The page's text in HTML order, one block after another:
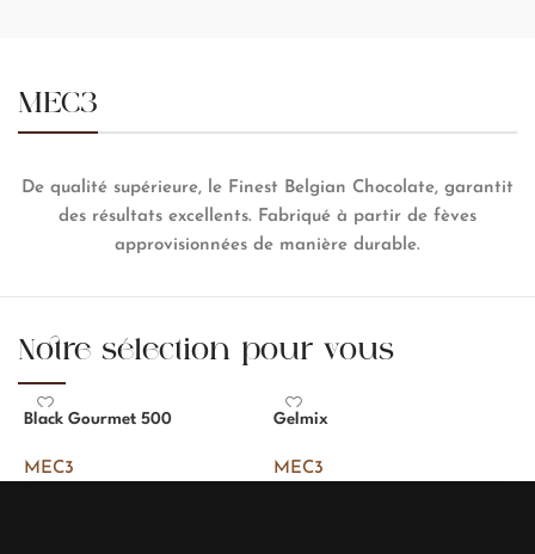
MEC3
De qualité supérieure, le Finest Belgian Chocolate, garantit
des résultats excellents. Fabriqué à partir de fèves
approvisionnées de manière durable.
Notre sélection pour vous
Black Gourmet 500
MEC3
Gelmix
MEC3